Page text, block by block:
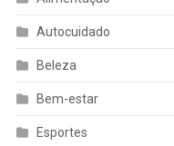
Autocuidado
Beleza
Bem-estar
Esportes